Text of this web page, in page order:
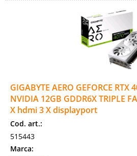
GIGABYTE AERO GEFORCE RTX
NVIDIA 12GB GDDR6X TRIPLE
X hdmi 3 X displayport
Cod. art.:
515443
Marca: